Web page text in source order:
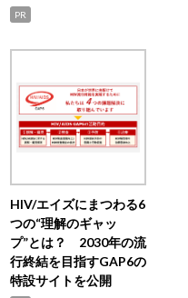
PR
HIV/エイズにまつわる6
つの“理解のギャッ
プ”とは？ 2030年の流
行終結を目指すGAP6の
特設サイトを公開